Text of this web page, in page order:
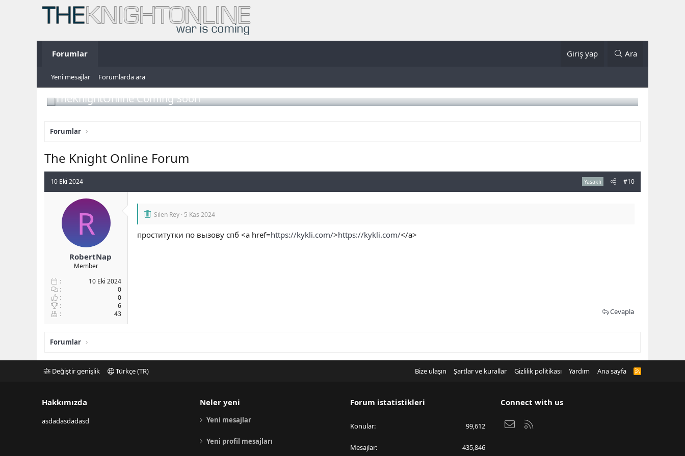
Forumlar Giriş yap Ara
Yeni mesajlar Forumlarda ara
TheKnightOnline Coming Soon
Forumlar
The Knight Online Forum
10 Eki 2024 Yasaklı #10
R
RobertNap
Member
10 Eki 2024
0
0
6
43
Silen Rey 5 Kas 2024
проститутки по вызову спб <a href=https://kykli.com/>https://kykli.com/</a>
Cevapla
Forumlar
Değiştir genişlik Türkçe (TR) Bize ulaşın Şartlar ve kurallar Gizlilik politikası Yardım Ana sayfa
R
Hakkımızda
asdadasdadasd
Neler yeni
Yeni mesajlar
Yeni profil mesajları
Forum istatistikleri
Konular 99,612
Mesajlar 435,846
Connect with us
Bize ulaşın